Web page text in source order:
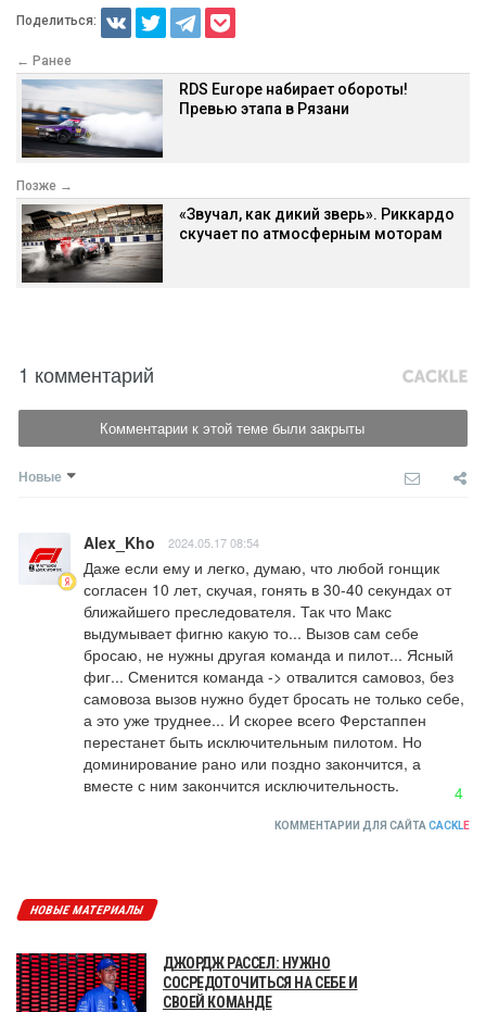
Поделиться:
← Ранее
RDS Europe набирает обороты!
Превью этапа в Рязани
Позже →
«Звучал, как дикий зверь». Риккардо
скучает по атмосферным моторам
1 комментарий
Комментарии к этой теме были закрыты
Новые
Alex_Kho 2024.05.17 08:54
Даже если ему и легко, думаю, что любой гонщик
согласен 10 лет, скучая, гонять в 30-40 секундах от
ближайшего преследователя. Так что Макс
выдумывает фигню какую то... Вызов сам себе
бросаю, не нужны другая команда и пилот... Ясный
фиг... Сменится команда -> отвалится самовоз, без
самовоза вызов нужно будет бросать не только себе,
а это уже труднее... И скорее всего Ферстаппен
перестанет быть исключительным пилотом. Но
доминирование рано или поздно закончится, а
вместе с ним закончится исключительность.
4
КОММЕНТАРИИ ДЛЯ САЙТА CACKLE
НОВЫЕ МАТЕРИАЛЫ
ДЖОРДЖ РАССЕЛ: НУЖНО
СОСРЕДОТОЧИТЬСЯ НА СЕБЕ И
СВОЕЙ КОМАНДЕ